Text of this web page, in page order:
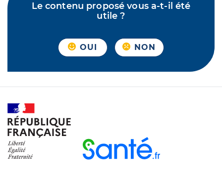
Le contenu proposé vous a-t-il été
utile ?
OUI NON